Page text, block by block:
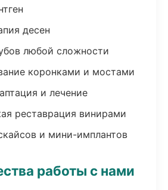
десен
любой сложности
коронками и мостами
и лечение
реставрация винирами
и мини-имплантов
работы с нами